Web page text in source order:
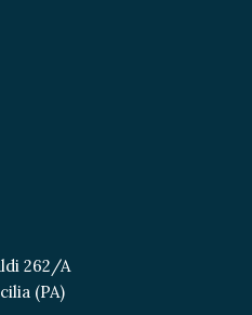
262/A
(PA)